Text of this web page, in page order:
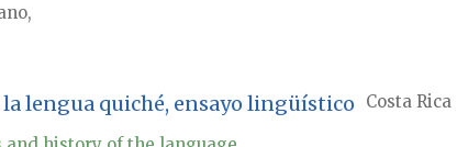
lengua quiché, ensayo lingüístico Costa Rica